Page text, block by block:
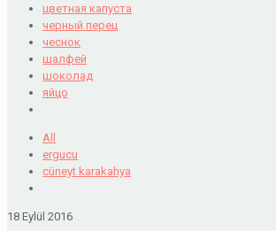
цветная капуста
черный перец
чеснок
шалфей
шоколад
яйцо
All
ergucu
cüneyt karakahya
18 Eylül 2016